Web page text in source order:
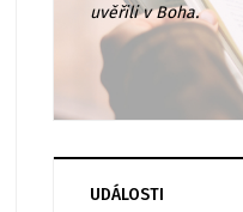
uvěřili v Boha.
UDÁLOSTI